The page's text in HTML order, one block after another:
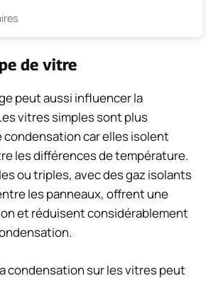
de vitre
peut aussi influencer la
vitres simples sont plus
car elles isolent
les différences de température.
ou triples, avec des gaz isolants
les panneaux, offrent une
et réduisent considérablement
condensation sur les vitres peut